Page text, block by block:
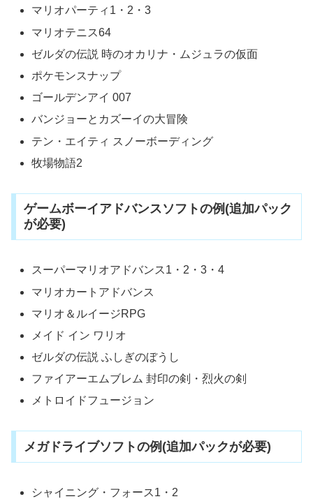
マリオパーティ1・2・3
マリオテニス64
ゼルダの伝説 時のオカリナ・ムジュラの仮面
ポケモンスナップ
ゴールデンアイ 007
バンジョーとカズーイの大冒険
テン・エイティ スノーボーディング
牧場物語2
ゲームボーイアドバンスソフトの例(追加パック
が必要)
スーパーマリオアドバンス1・2・3・4
マリオカートアドバンス
マリオ＆ルイージRPG
メイド イン ワリオ
ゼルダの伝説 ふしぎのぼうし
ファイアーエムブレム 封印の剣・烈火の剣
メトロイドフュージョン
メガドライブソフトの例(追加パックが必要)
シャイニング・フォース1・2